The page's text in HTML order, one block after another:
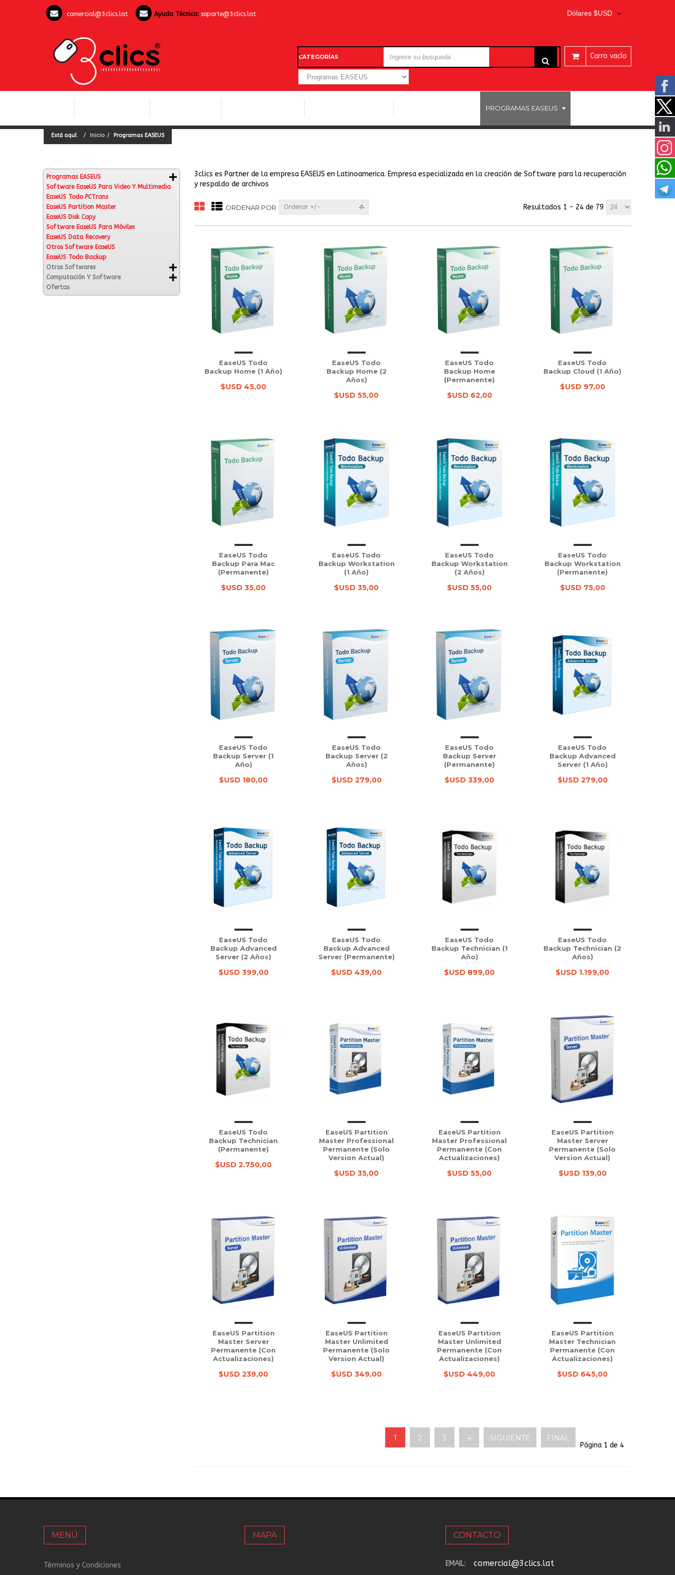
comercial@3clics.lat Ayuda Técnica: soporte@3clics.lat Dólares $USD
Carro vacío
CATEGORÍAS
PROGRAMAS EASEUS
Está aquí: Inicio Programas EASEUS
Programas EASEUS
Software EaseUS Para Video Y Multimedia
EaseUS Todo PCTrans
EaseUS Partition Master
EaseUS Disk Copy
Software EaseUS Para Móviles
EaseUS Data Recovery
Otros Software EaseUS
EaseUS Todo Backup
Otros Softwares
Computación Y Software
Ofertas
3clics es Partner de la empresa EASEUS en Latinoamerica. Empresa especializada en la creación de Software para la recuperación
y respaldo de archivos
ORDENAR POR Ordenar +/- Resultados 1 - 24 de 79
EaseUS Todo
Backup Home (1 Año)
$USD 45,00
EaseUS Todo
Backup Home (2
Años)
$USD 55,00
EaseUS Todo
Backup Home
(Permanente)
$USD 62,00
EaseUS Todo
Backup Cloud (1 Año)
$USD 97,00
EaseUS Todo
Backup Para Mac
(Permanente)
$USD 35,00
EaseUS Todo
Backup Workstation
(1 Año)
$USD 35,00
EaseUS Todo
Backup Workstation
(2 Años)
$USD 55,00
EaseUS Todo
Backup Workstation
(Permanente)
$USD 75,00
EaseUS Todo
Backup Server (1
Año)
$USD 180,00
EaseUS Todo
Backup Server (2
Años)
$USD 279,00
EaseUS Todo
Backup Server
(Permanente)
$USD 339,00
EaseUS Todo
Backup Advanced
Server (1 Año)
$USD 279,00
EaseUS Todo
Backup Advanced
Server (2 Años)
$USD 399,00
EaseUS Todo
Backup Advanced
Server (Permanente)
$USD 439,00
EaseUS Todo
Backup Technician (1
Año)
$USD 899,00
EaseUS Todo
Backup Technician (2
Años)
$USD 1.199,00
EaseUS Todo
Backup Technician
(Permanente)
$USD 2.750,00
EaseUS Partition
Master Professional
Permanente (solo
Version Actual)
$USD 35,00
EaseUS Partition
Master Professional
Permanente (con
Actualizaciones)
$USD 55,00
EaseUS Partition
Master Server
Permanente (solo
Version Actual)
$USD 139,00
EaseUS Partition
Master Server
Permanente (con
Actualizaciones)
$USD 239,00
EaseUS Partition
Master Unlimited
Permanente (solo
Version Actual)
$USD 349,00
EaseUS Partition
Master Unlimited
Permanente (con
Actualizaciones)
$USD 449,00
EaseUS Partition
Master Technician
Permanente (con
Actualizaciones)
$USD 645,00
1 2 3 4 SIGUIENTE FINAL
Página 1 de 4
MENÚ
Términos y Condiciones
MAPA CONTACTO
EMAIL: comercial@3clics.lat